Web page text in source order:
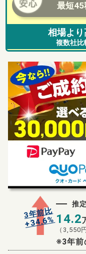
最短45
相場より
複数社比
3年前比
+34.6%
推
14.2
（ 3,550
※3年前
無